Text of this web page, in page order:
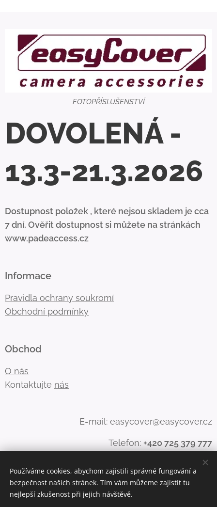
FOTOPŘÍSLUŠENSTVÍ
DOVOLENÁ -
13.3-21.3.2026
Dostupnost položek , které nejsou skladem je cca
7 dní. Ověřit dostupnost si můžete na stránkách
www.padeaccess.cz
Informace
Pravidla ochrany soukromí
Obchodní podmínky
Obchod
O nás
Kontaktujte nás
E-mail: easycover@easycover.cz
Telefon: +420 725 379 777
Vytvořeno službouWebnode Cookies
Používáme cookies, abychom zajistili správné fungování a
bezpečnost našich stránek. Tím vám můžeme zajistit tu
nejlepší zkušenost při jejich návštěvě.